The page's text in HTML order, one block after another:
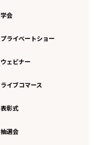
学会
プライベートショー
ウェビナー
ライブコマース
表彰式
抽選会